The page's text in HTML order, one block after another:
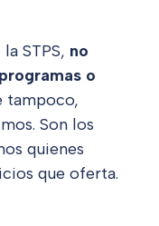
STPS, no
o
tampoco,
Son los
quienes
que oferta.